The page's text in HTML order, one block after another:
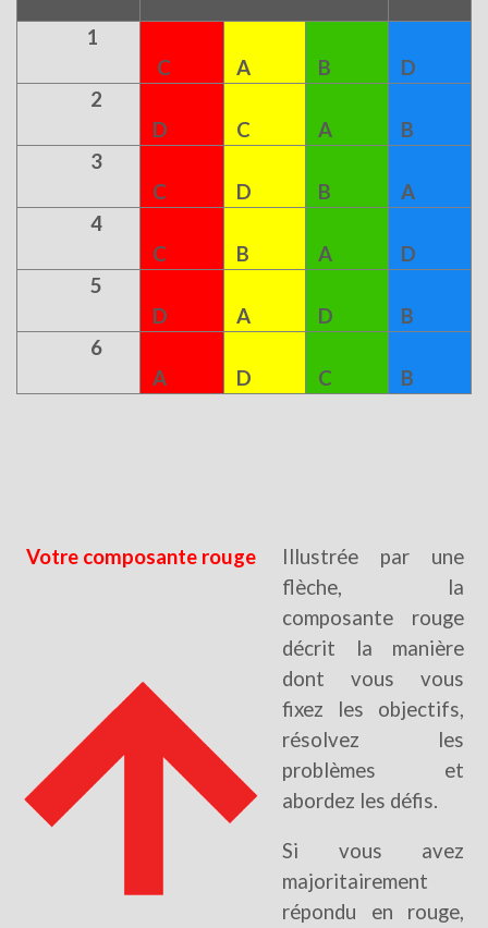
1
C
A B
D
2
D
C A
B
3
C
D B
A
4
C
B A
D
5
D
A D
B
6
A
D C B
Votre composante rouge
Illustrée par une
flèche, la
composante rouge
décrit la manière
dont vous vous
fixez les objectifs,
résolvez les
problèmes et
abordez les défis.
Si vous avez
majoritairement
répondu en rouge,